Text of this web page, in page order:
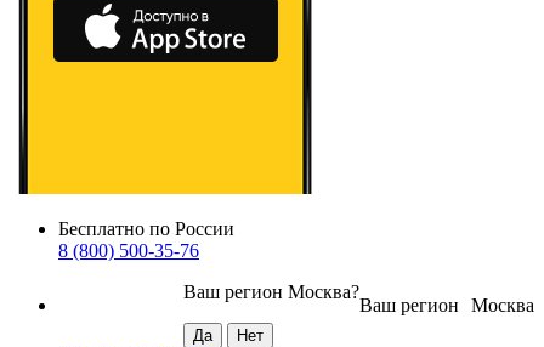
Бесплатно по России
8 (800) 500-35-76
Москва
Ваш регион
Ваш регион Москва?